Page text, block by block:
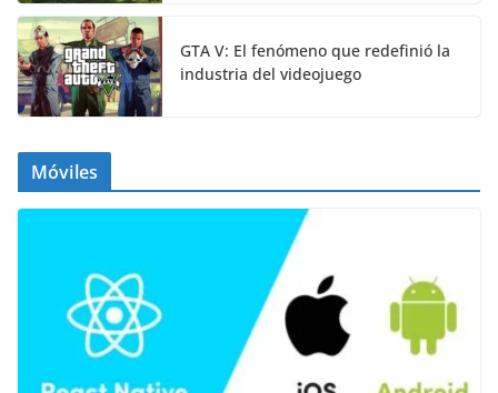
GTA V: El fenómeno que redefinió la
industria del videojuego
Móviles